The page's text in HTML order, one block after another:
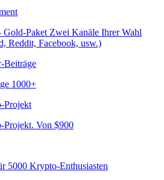
Gold-Paket Zwei Kanäle Ihrer Wahl
Reddit, Facebook, usw.)
Beiträge
1000+
Projekt
Projekt. Von $900
5000 Krypto-Enthusiasten